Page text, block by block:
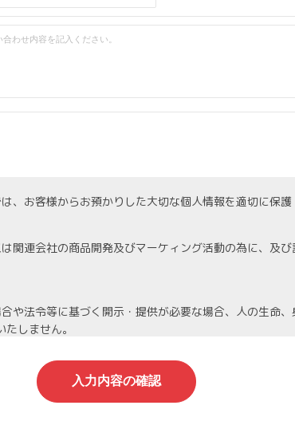
、お客様からお預かりした大切な個人情報を適切に保護
関連会社の商品開発及びマーケィング活動の為に、及
や法令等に基づく開示・提供が必要な場合、人の生命
しません。
責任を持って管理し、個人情報への不正アクセスや情